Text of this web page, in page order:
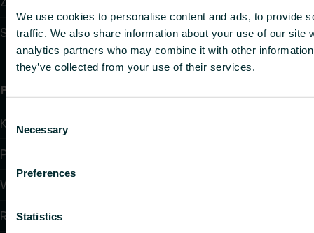
We use cookies to personalise content and ads, to provide
traffic. We also share information about your use of our site
analytics partners who may combine it with other
they’ve collected from your use of their services.
Selection
Necessary
Preferences
Statistics
Systemy instalacyjne
Przydatne linki
Kalkulatory doboru produktów
Pliki do pobrania
Wsparcie
Rozwiązania